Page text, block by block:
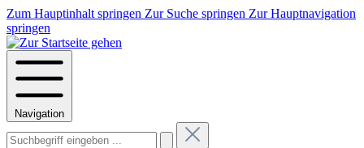
Zum Hauptinhalt springen Zur Suche springen Zur Hauptnavigation
springen
Navigation